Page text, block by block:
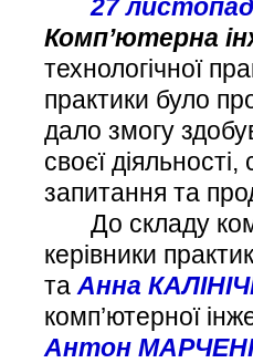
27
Комп’ютерна
технологічної
практики було
дало змогу
своєї
запитання та
До складу
керівники
та Анна
комп’ютерної
Антон